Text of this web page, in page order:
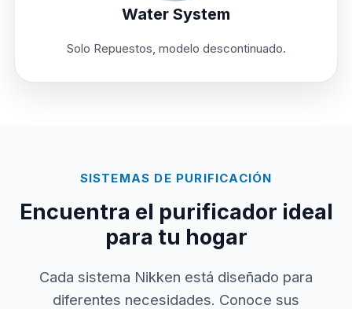
Water System
Solo Repuestos, modelo descontinuado.
SISTEMAS DE PURIFICACIÓN
Encuentra el purificador ideal
para tu hogar
Cada sistema Nikken está diseñado para
diferentes necesidades. Conoce sus